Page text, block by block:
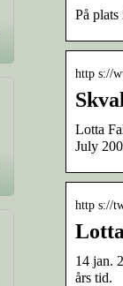
På
http s://
Lotta
July
http s://
14 jan.
års tid.